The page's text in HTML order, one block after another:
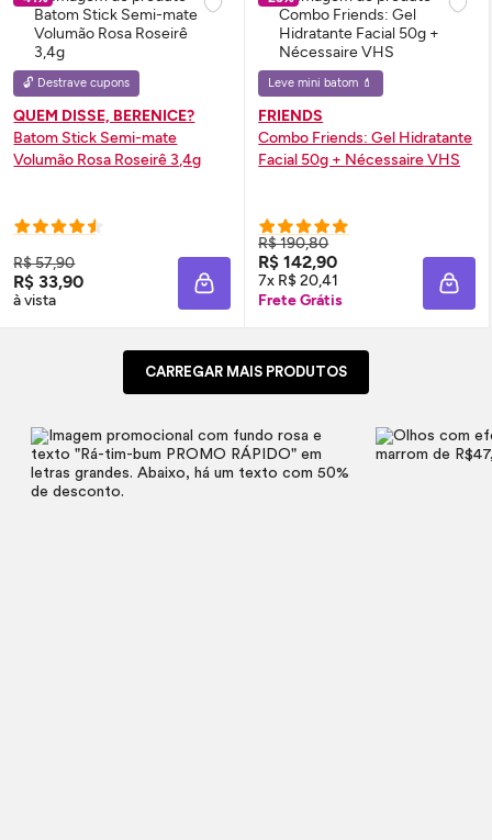
🔓 Destrave cupons
QUEM DISSE, BERENICE?
Batom Stick Semi-mate
Volumão Rosa Roseirê 3,4g
R$ 57,90
R$ 33,90
à vista ADICIONAR À SACOLA
Leve mini batom 💄
FRIENDS
Combo Friends: Gel Hidratante
Facial 50g + NécessaireVHS
R$ 190,80
R$ 142,90
7x R$ 20,41
Frete Grátis
CARREGAR MAIS PRODUTOS